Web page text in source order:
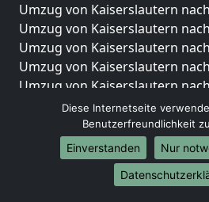
Umzug von Kaiserslautern
Umzug von Kaiserslautern
Umzug von Kaiserslautern
Umzug von Kaiserslautern
Umzug von Kaiserslautern
Umzug von Kaiserslautern
Umzug von Kaiserslautern
Internationale-Umzüge
Umzug von Kaiserslautern
Diese Internetseite
Benutzerfreundlichkeit
Einverstanden
Nur